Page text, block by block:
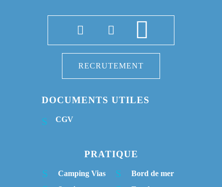
RECRUTEMENT
DOCUMENTS UTILES
CGV
PRATIQUE
Camping Vias
Bord de mer